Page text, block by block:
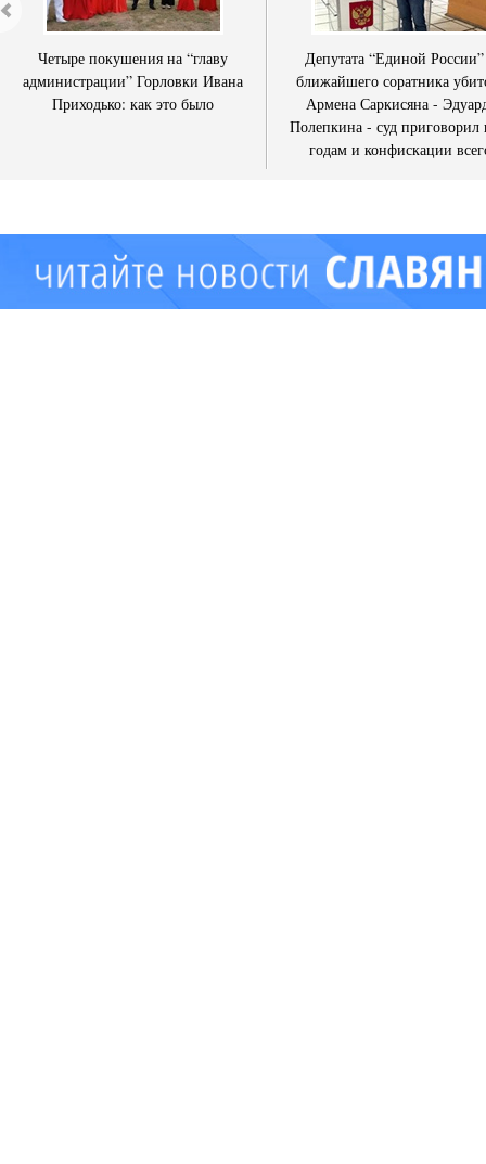
Четыре покушения на “главу
администрации” Горловки Ивана
Приходько: как это было
Депутата “Единой
ближайшего соратника
Армена Саркисяна -
Полепкина - суд приговорил
годам и конфискации